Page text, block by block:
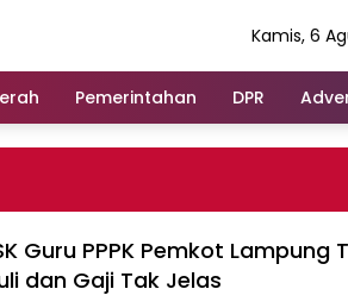
Kamis, 6
Pemerintahan DPR
Guru PPPK Pemkot Lampung
dan Gaji Tak Jelas